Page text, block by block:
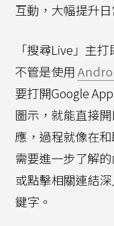
互動，大幅提升
「搜尋Live」主
不管是使用
要打開Google
圖示，就能直接
應，過程就像在
需要進一步了解
或點擊相關連結
鍵字。